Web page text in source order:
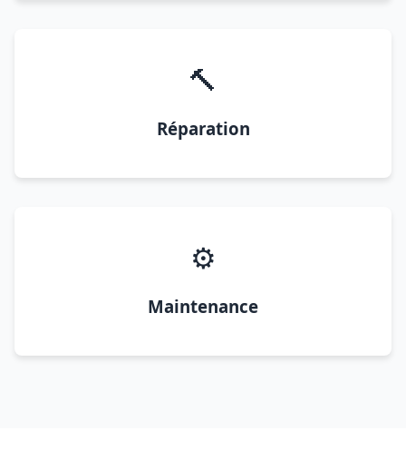
🔨
Réparation
⚙️
Maintenance